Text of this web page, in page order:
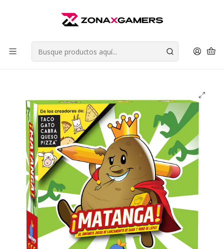
Retiros en Providencia
Leer más
Inicio Juegos de Mesa Juegos de Fiesta (Party Games)
¡Matanga! - Blue Orange